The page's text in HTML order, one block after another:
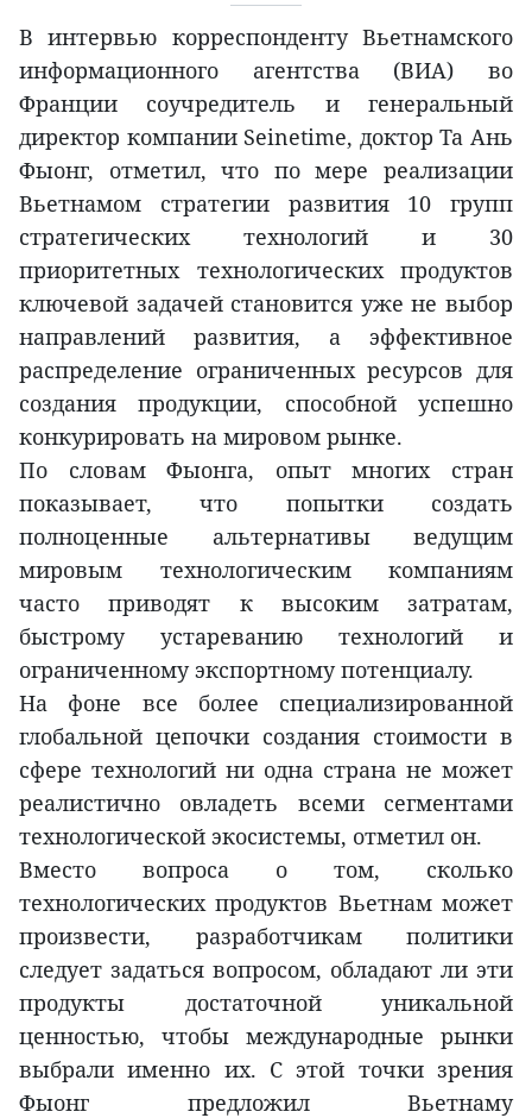
В интервью корреспонденту Вьетнамского
информационного агентства (ВИА) во
Франции соучредитель и генеральный
директор компании Seinetime, доктор Та Ань
Фыонг, отметил, что по мере реализации
Вьетнамом стратегии развития 10 групп
стратегических технологий и 30
приоритетных технологических продуктов
ключевой задачей становится уже не выбор
направлений развития, а эффективное
распределение ограниченных ресурсов для
создания продукции, способной успешно
конкурировать на мировом рынке.
По словам Фыонга, опыт многих стран
показывает, что попытки создать
полноценные альтернативы ведущим
мировым технологическим компаниям
часто приводят к высоким затратам,
быстрому устареванию технологий и
ограниченному экспортному потенциалу.
На фоне все более специализированной
глобальной цепочки создания стоимости в
сфере технологий ни одна страна не может
реалистично овладеть всеми сегментами
технологической экосистемы, отметил он.
Вместо вопроса о том, сколько
технологических продуктов Вьетнам может
произвести, разработчикам политики
следует задаться вопросом, обладают ли эти
продукты достаточной уникальной
ценностью, чтобы международные рынки
выбрали именно их. С этой точки зрения
Фыонг предложил Вьетнаму